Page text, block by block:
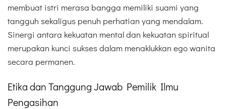
membuat istri merasa bangga memiliki suami yang
tangguh sekaligus penuh perhatian yang mendalam.
Sinergi antara kekuatan mental dan kekuatan spiritual
merupakan kunci sukses dalam menaklukkan ego wanita
secara permanen.
Etika dan Tanggung Jawab Pemilik Ilmu
Pengasihan